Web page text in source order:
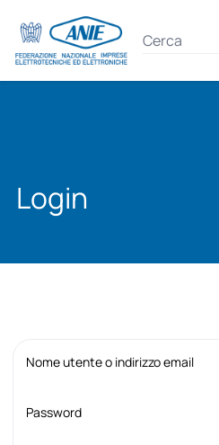
Login
Nome utente o indirizzo email
Password